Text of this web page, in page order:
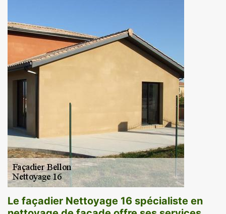
Le façadier Nettoyage 16 spécialiste en